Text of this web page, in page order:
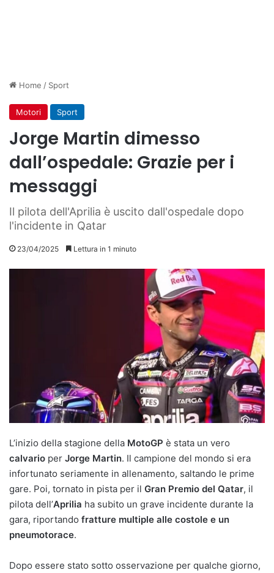
Home / Sport
Motori Sport
Jorge Martin dimesso
dall’ospedale: Grazie per i
messaggi
Il pilota dell'Aprilia è uscito dall'ospedale dopo
l'incidente in Qatar
23/04/2025 Lettura in 1 minuto
L’inizio della stagione della MotoGP è stata un vero
calvario per Jorge Martin. Il campione del mondo si era
infortunato seriamente in allenamento, saltando le prime
gare. Poi, tornato in pista per il Gran Premio del Qatar, il
pilota dell’Aprilia ha subito un grave incidente durante la
gara, riportando fratture multiple alle costole e un
pneumotorace.
Dopo essere stato sotto osservazione per qualche giorno,